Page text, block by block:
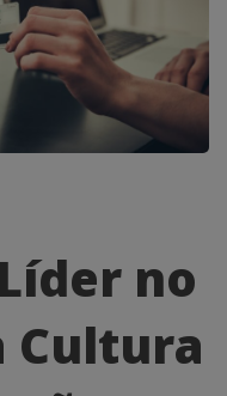
no
Cultura